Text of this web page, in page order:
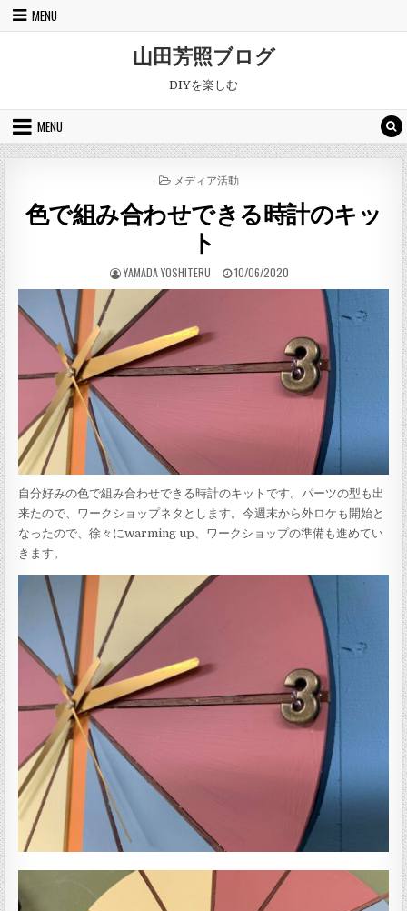
Skip to content
MENU
山田芳照ブログ
DIYを楽しむ
MENU
POSTED IN
メディア活動
色で組み合わせできる時計のキッ
ト
AUTHOR:
YAMADA YOSHITERU PUBLISHED DATE:
10/06/2020
自分好みの色で組み合わせできる時計のキットです。パーツの型も出
来たので、ワークショップネタとします。今週末から外ロケも開始と
なったので、徐々にwarming up、ワークショップの準備も進めてい
きます。